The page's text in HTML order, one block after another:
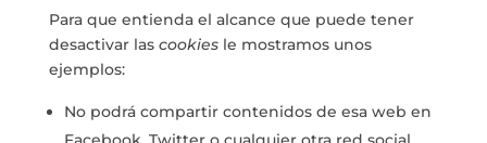
Para que entienda el alcance que puede tener
desactivar las cookiesle mostramos unos
ejemplos:
No podrá compartir contenidos de esa web en